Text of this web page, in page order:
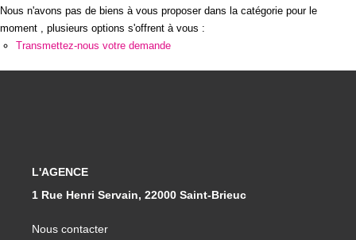
NOTRE AGENCE
Nous n'avons pas de biens à vous proposer dans la catégorie pour le
moment , plusieurs options s'offrent à vous :
Transmettez-nous votre demande
L'AGENCE
1 Rue Henri Servain, 22000 Saint-Brieuc
Nous contacter